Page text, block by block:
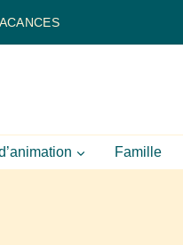
Famille